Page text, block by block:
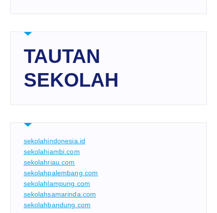
TAUTAN
SEKOLAH
sekolahindonesia.id
sekolahjambi.com
sekolahriau.com
sekolahpalembang.com
sekolahlampung.com
sekolahsamarinda.com
sekolahbandung.com